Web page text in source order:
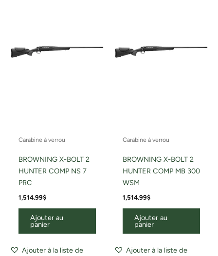
Carabine à verrou
BROWNING X-BOLT 2
HUNTER COMP NS 7
PRC
1,514.99$
Ajouter au
panier
Ajouter à la liste de
Carabine à verrou
BROWNING X-BOLT 2
HUNTER COMP MB 300
WSM
1,514.99$
Ajouter au
panier
Ajouter à la liste de